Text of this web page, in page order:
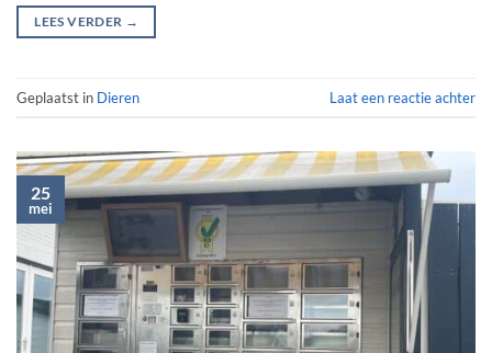
LEES VERDER →
Geplaatst in Dieren Laat een reactie achter
25
mei